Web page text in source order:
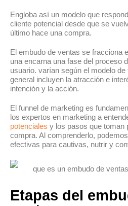
Engloba así un modelo que
cliente potencial desde que se
último hace una compra.
El embudo de ventas se fracciona
una encarna una fase del proceso
usuario. varían según el modelo
general incluyen la atracción e
intención y la acción.
El funnel de marketing es
los expertos en marketing a
potenciales y los pasos que toman
compra. Al comprenderlo,
efectivas para cautivas, nutrir y
Etapas del